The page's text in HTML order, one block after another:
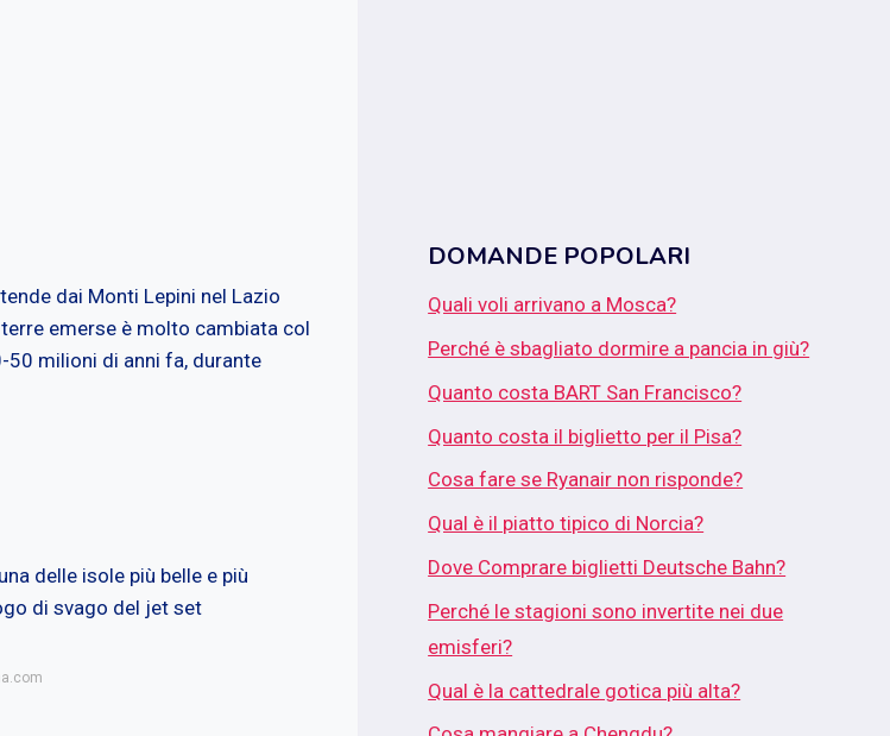
dai Monti Lepini nel Lazio
emerse è molto cambiata col
milioni di anni fa, durante
delle isole più belle e più
di svago del jet set
DOMANDE POPOLARI
Quali voli arrivano a Mosca?
Perché è sbagliato dormire a pancia in giù?
Quanto costa BART San Francisco?
Quanto costa il biglietto per il Pisa?
Cosa fare se Ryanair non risponde?
Qual è il piatto tipico di Norcia?
Dove Comprare biglietti Deutsche Bahn?
Perché le stagioni sono invertite nei due
emisferi?
Qual è la cattedrale gotica più alta?